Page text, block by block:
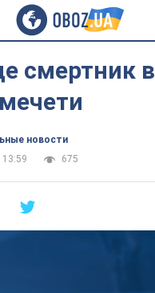
смертник
новости
13:59
675